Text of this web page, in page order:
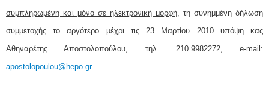
συμπληρωμένη και μόνο σε ηλεκτρονική μορφή, τη συνημμένη δήλωση
συμμετοχής το αργότερο μέχρι τις 23 Μαρτίου 2010 υπόψη κας
Αθηναρέτης Αποστολοπούλου, τηλ. 210.9982272, e-mail:
apostolopoulou@hepo.gr.